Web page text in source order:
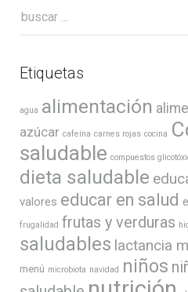
Etiquetas
agua alimentación
azúcar cafeína carnes rojas cocina
saludable compuestos
dieta saludable
valores educar en salud
frugalidad frutas y verduras
saludables lactancia
menú microbiota navidad niños